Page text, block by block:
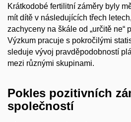
Krátkodobé fertilitní záměry byly
mít dítě v následujících třech
zachyceny na škále od „určitě ne“
Výzkum pracuje s pokročilými
sleduje vývoj pravděpodobností
mezi různými skupinami.
Pokles pozitivních
společností